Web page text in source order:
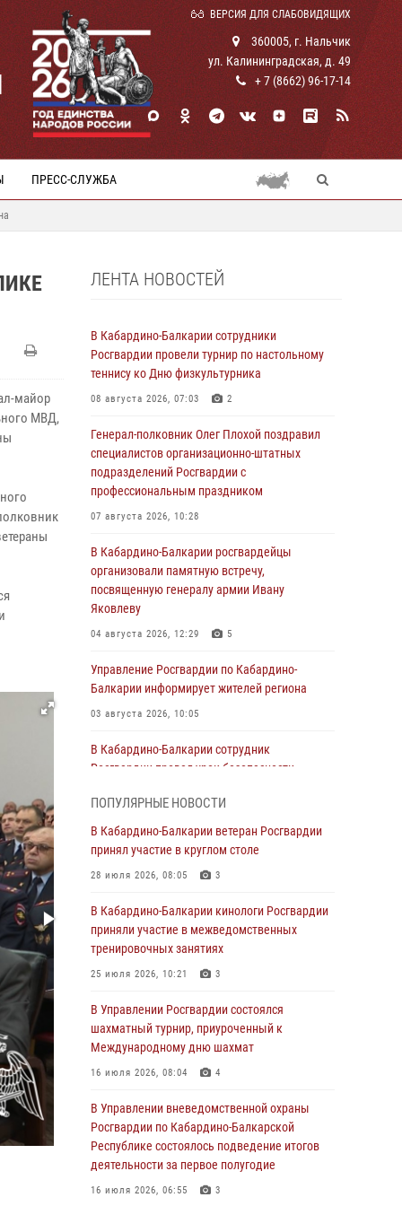
ВЕРСИЯ ДЛЯ СЛАБОВИДЯЩИХ
360005, г. Нальчик
ул. Калининградская, д. 49
+ 7 (8662) 96-17-14
ПРЕСС-СЛУЖБА
майор
МВД,
ЛЕНТА НОВОСТЕЙ
В Кабардино-Балкарии сотрудники
Росгвардии провели турнир по настольному
теннису ко Дню физкультурника
08 августа 2026, 07:03 2
Генерал-полковник Олег Плохой поздравил
специалистов организационно-штатных
подразделений Росгвардии с
профессиональным праздником
07 августа 2026, 10:28
В Кабардино-Балкарии росгвардейцы
организовали памятную встречу,
посвященную генералу армии Ивану
Яковлеву
04 августа 2026, 12:29 5
Управление Росгвардии по Кабардино-
Балкарии информирует жителей региона
03 августа 2026, 10:05
В Кабардино‑Балкарии сотрудник
Росгвардии провел урок безопасности
1 августа – День дежурной службы войск
национальной гвардии Российской
В Росгвардии вспоминают российских
воинов, погибших в Первой мировой войне
Директор Росгвардии Герой России генерал
армии Виктор Золотов поздравил
специалистов подразделений тыла с
01 августа 2026, 00:10
Росгвардия обеспечивает безопасность
граждан на южном направлении
31 июля 2026, 09:22
ПОПУЛЯРНЫЕ НОВОСТИ
В Кабардино-Балкарии ветеран Росгвардии
принял участие в круглом столе
28 июля 2026, 08:05 3
В Кабардино-Балкарии кинологи Росгвардии
приняли участие в межведомственных
тренировочных занятиях
25 июля 2026, 10:21 3
В Управлении Росгвардии состоялся
шахматный турнир, приуроченный к
Международному дню шахмат
16 июля 2026, 08:04 4
В Управлении вневедомственной охраны
Росгвардии по Кабардино-Балкарской
Республике состоялось подведение итогов
деятельности за первое полугодие
16 июля 2026, 06:55 3